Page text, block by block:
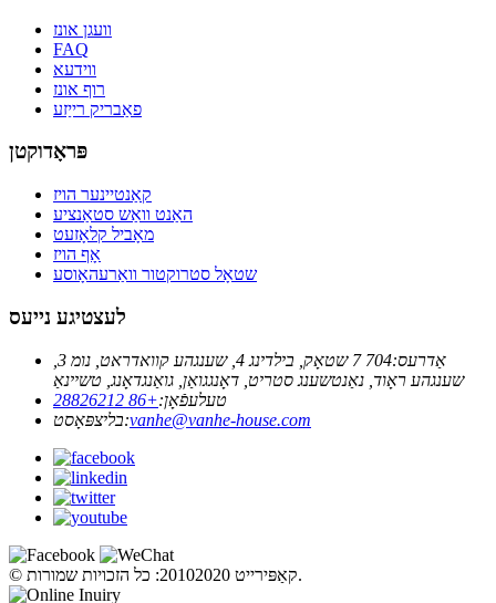
וועגן אונז
FAQ
ווידעא
רוף אונז
פאַבריק רייַזע
פּראָדוקטן
קאַנטיינער הויז
האַנט וואַש סטאַנציע
מאָביל קלאָזעט
אָף הויז
שטאָל סטרוקטור וואַרעהאָוסע
לעצטיגע נייעס
אַדרעס:
שענגהע ראָוד, נאַנטשענג סטריט, דאָנגגואַן, גואַנגדאָנג, טשיינאַ
טעלעפֿאָן:+86 28826212
בליצפּאָסט:vanhe@vanhe-house.com
© קאַפּירייט 20102020: כל הזכויות שמורות.